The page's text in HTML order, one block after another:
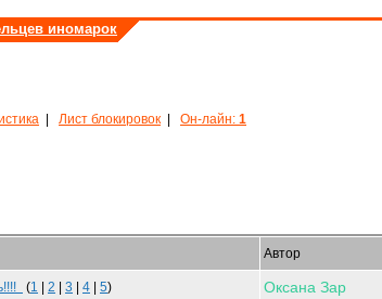
иномарок
Лист блокировок Он-лайн: 1
Автор
(1 2 3 4 5) Оксана Зар